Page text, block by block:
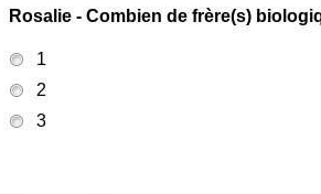
Rosalie - Combien de frère(s)
1
2
3